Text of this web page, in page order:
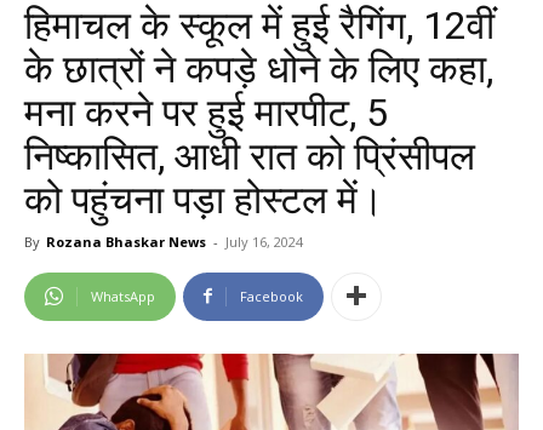
हि​​​​​​​माचल के स्कूल में हुई रैगिंग, 12वीं
के छात्रों ने कपड़े धोने के लिए कहा,
मना करने पर हुई मारपीट, 5
निष्कासित, आधी रात को प्रिंसीपल
को पहुंचना पड़ा होस्टल में।
By Rozana Bhaskar News - July 16, 2024
WhatsApp Facebook